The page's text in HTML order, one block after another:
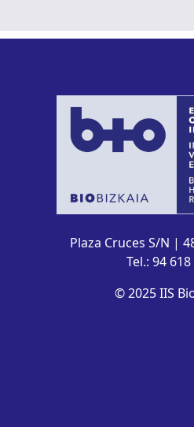
Plaza Cruces S/N |
Tel.: 94
© 2025 IIS